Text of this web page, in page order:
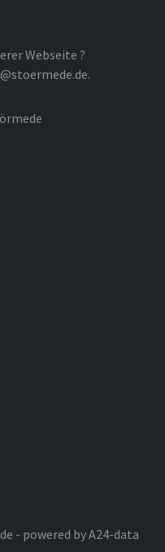
Webseite ?
- powered by A24-data